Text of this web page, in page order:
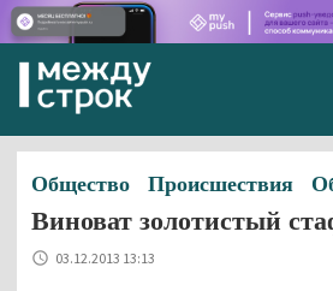
Общество Происшествия
Виноват золотистый
03.12.2013 13:13